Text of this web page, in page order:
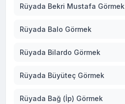
Rüyada Bekri Mustafa Görmek
Rüyada Balo Görmek
Rüyada Bilardo Görmek
Rüyada Büyüteç Görmek
Rüyada Bağ (İp) Görmek